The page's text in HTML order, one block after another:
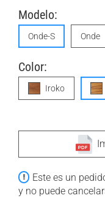
Modelo:
Onde-S Onde
Color:
Iroko
Este es un
y no puede